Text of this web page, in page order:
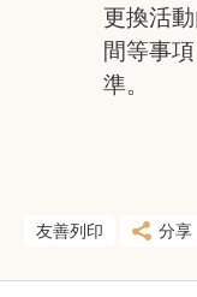
更換活
間等事
準。
友善列印 分享